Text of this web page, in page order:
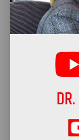
σας στις
της χρονιάς
θετικά
μέλλον. Να
5.